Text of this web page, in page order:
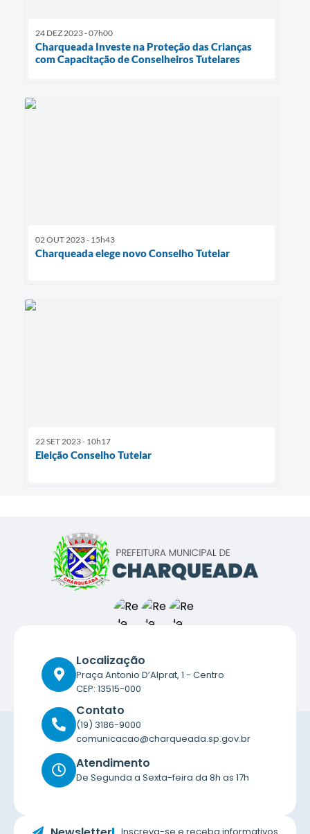
24 DEZ 2023 - 07h00
Charqueada Investe na Proteção das Crianças
com Capacitação de Conselheiros Tutelares
02 OUT 2023 - 15h43
Charqueada elege novo Conselho Tutelar
22 SET 2023 - 10h17
Eleição Conselho Tutelar
Localização
Praça Antonio D’Alprat, 1 - Centro
CEP: 13515-000
Contato
(19) 3186-9000
comunicacao@charqueada.sp.gov.br
Atendimento
De Segunda a Sexta-feira da 8h as 17h